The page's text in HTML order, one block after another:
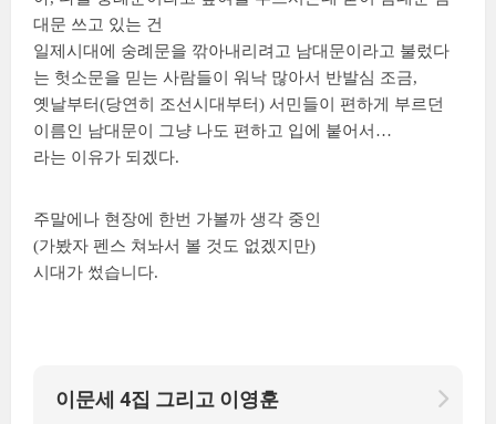
대문 쓰고 있는 건
일제시대에 숭례문을 깎아내리려고 남대문이라고 불렀다
는 헛소문을 믿는 사람들이 워낙 많아서 반발심 조금,
옛날부터(당연히 조선시대부터) 서민들이 편하게 부르던
이름인 남대문이 그냥 나도 편하고 입에 붙어서…
라는 이유가 되겠다.
주말에나 현장에 한번 가볼까 생각 중인
(가봤자 펜스 쳐놔서 볼 것도 없겠지만)
시대가 썼습니다.
이문세 4집 그리고 이영훈